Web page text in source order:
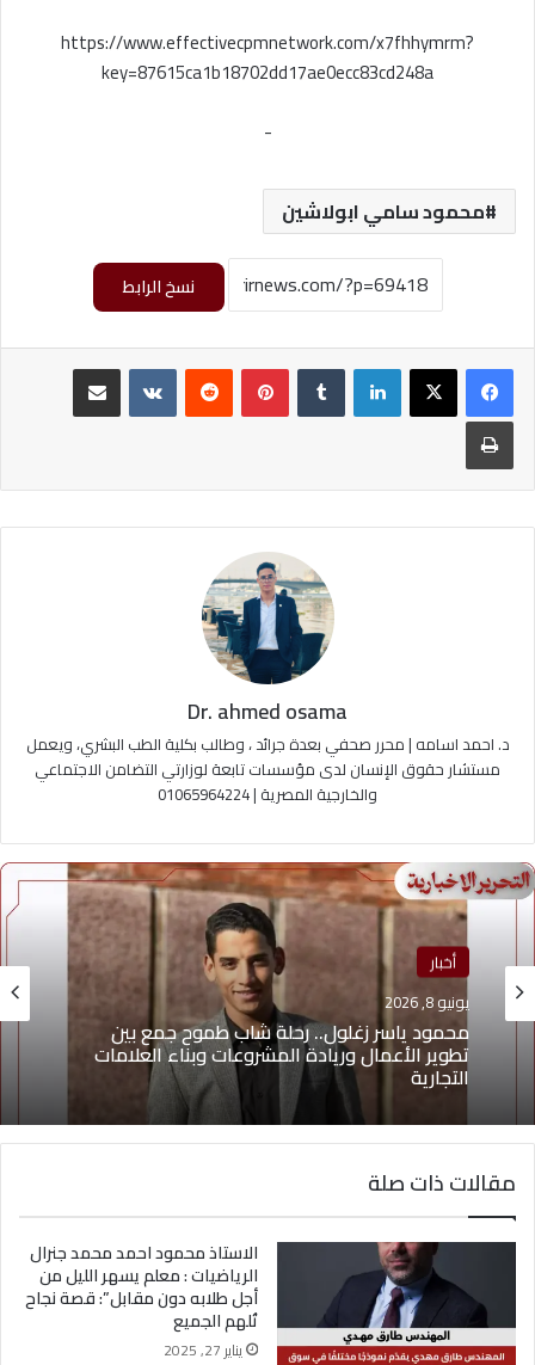
https://www.effectivecpmnetwork.com/x7fhhymrm?
key=87615ca1b18702dd17ae0ecc83cd248a
-
محمود سامي ابولاشين
نسخ الرابط
لينكدإن بينتيريست
طباعة
Dr. ahmed osama
د. احمد اسامه | محرر صحفي بعدة جرائد ، وطالب بكلية الطب البشري، ويعمل
مستشار حقوق الإنسان لدى مؤسسات تابعة لوزارتي التضامن الاجتماعي
والخارجية المصرية | 01065964224
أخبار
يونيو 8, 2026
محمود ياسر زغلول.. رحلة شاب طموح جمع بين
تطوير الأعمال وريادة المشروعات وبناء العلامات
التجارية
منوعات
يونيو 4, 2026
يوسف أيمن درويش.. عقلية بيعية شابة تقود التغيير
وتؤهل الشباب لسوق العمل2026
مقالات ذات صلة
الاستاذ محمود احمد محمد جنرال
الرياضيات : معلم يسهر الليل من
أجل طلابه دون مقابل”: قصة نجاح
تُلهم الجميع
يناير 27, 2025